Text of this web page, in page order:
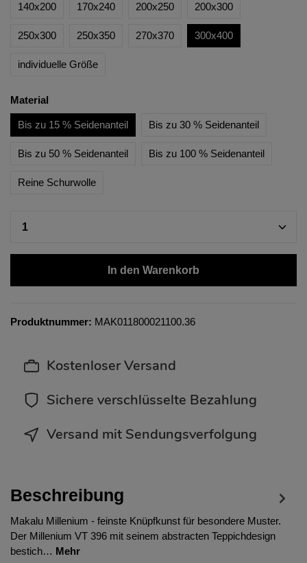
140x200 170x240 200x250 200x300
250x300 250x350 270x370 300x400
individuelle Größe
Material
Bis zu 15 % Seidenanteil Bis zu 30 % Seidenanteil
Bis zu 50 % Seidenanteil Bis zu 100 % Seidenanteil
Reine Schurwolle
In den Warenkorb
Produktnummer: MAK011800021100.36
Kostenloser Versand
Sichere verschlüsselte Bezahlung
Versand mit Sendungsverfolgung
Beschreibung
Makalu Millenium - feinste Knüpfkunst für besondere Muster.
Der Millenium VT 396 mit seinem abstracten Teppichdesign
bestich… Mehr